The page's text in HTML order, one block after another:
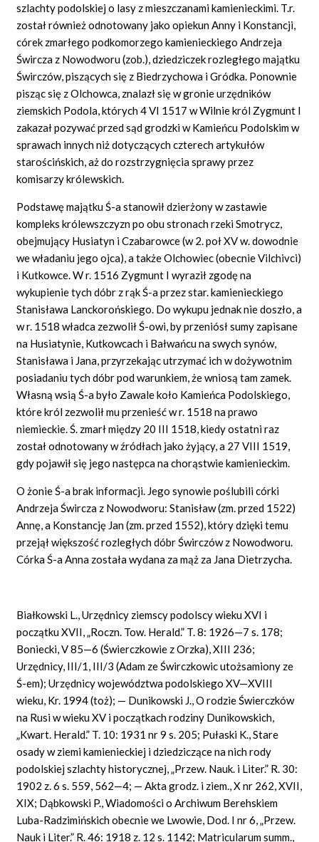
szlachty podolskiej o lasy z mieszczanami kamienieckimi. T.r.
został również odnotowany jako opiekun Anny i Konstancji,
córek zmarłego podkomorzego kamienieckiego Andrzeja
Śwircza z Nowodworu (zob.), dziedziczek rozległego majątku
Świrczów, piszących się z Biedrzychowa i Gródka. Ponownie
pisząc się z Olchowca, znalazł się w gronie urzędników
ziemskich Podola, których 4 VI 1517 w Wilnie król Zygmunt I
zakazał pozywać przed sąd grodzki w Kamieńcu Podolskim w
sprawach innych niż dotyczących czterech artykułów
starościńskich, aż do rozstrzygnięcia sprawy przez
komisarzy królewskich.
Podstawę majątku Ś-a stanowił dzierżony w zastawie
kompleks królewszczyzn po obu stronach rzeki Smotrycz,
obejmujący Husiatyn i Czabarowce (w 2. poł XV w. dowodnie
we władaniu jego ojca), a także Olchowiec (obecnie Vilchivci)
i Kutkowce. W r. 1516 Zygmunt I wyraził zgodę na
wykupienie tych dóbr z rąk Ś-a przez star. kamienieckiego
Stanisława Lanckorońskiego. Do wykupu jednak nie doszło, a
w r. 1518 władca zezwolił Ś-owi, by przeniósł sumy zapisane
na Husiatynie, Kutkowcach i Bałwańcu na swych synów,
Stanisława i Jana, przyrzekając utrzymać ich w dożywotnim
posiadaniu tych dóbr pod warunkiem, że wniosą tam zamek.
Własną wsią Ś-a było Zawale koło Kamieńca Podolskiego,
które król zezwolił mu przenieść w r. 1518 na prawo
niemieckie. Ś. zmarł między 20 III 1518, kiedy ostatni raz
został odnotowany w źródłach jako żyjący, a 27 VIII 1519,
gdy pojawił się jego następca na chorąstwie kamienieckim.
O żonie Ś-a brak informacji. Jego synowie poślubili córki
Andrzeja Śwircza z Nowodworu: Stanisław (zm. przed 1522)
Annę, a Konstancję Jan (zm. przed 1552), który dzięki temu
przejął większość rozległych dóbr Świrczów z Nowodworu.
Córka Ś-a Anna została wydana za mąż za Jana Dietrzycha.
Białkowski L., Urzędnicy ziemscy podolscy wieku XVI i
początku XVII, „Roczn. Tow. Herald.” T. 8: 1926—7 s. 178;
Boniecki, V 85—6 (Świerczkowie z Orzka), XIII 236;
Urzędnicy, III/1, III/3 (Adam ze Świrczkowic utożsamiony ze
Ś-em); Urzędnicy województwa podolskiego XV—XVIII
wieku, Kr. 1994 (toż); — Dunikowski J., O rodzie Świerczków
na Rusi w wieku XV i początkach rodziny Dunikowskich,
„Kwart. Herald.” T. 10: 1931 nr 9 s. 205; Pułaski K., Stare
osady w ziemi kamienieckiej i dziedziczące na nich rody
podolskiej szlachty historycznej, „Przew. Nauk. i Liter.” R. 30:
1902 z. 6 s. 559, 562—4; — Akta grodz. i ziem., X nr 262, XVII,
XIX; Dąbkowski P., Wiadomości o Archiwum Berehskiem
Luba-Radzimińskich obecnie we Lwowie, Dod. I nr 6, „Przew.
Nauk i Liter.” R. 46: 1918 z. 12 s. 1142; Matricularum summ.,